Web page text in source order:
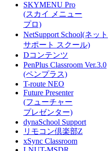
SKYMENU Pro
(スカイ メニュー
プロ)
NetSupport School(ネット
サポート スクール)
Dコンテンツ
PenPlus Classroom Ver.3.0
(ペンプラス)
T-route NEO
Future Presenter
(フューチャー
プレゼンター)
dynaSchool Support
リモコン倶楽部Z
xSync Classroom